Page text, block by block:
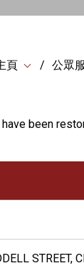
頁 公眾
have been
STREET,